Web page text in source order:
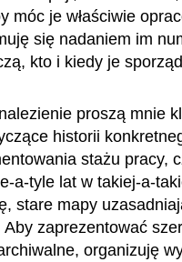
móc je właściwie
się nadaniem im
kto i kiedy je
proszą mnie
historii
stażu pracy,
a-tyle lat w takiej-a-
stare mapy
zaprezentować
organizuję